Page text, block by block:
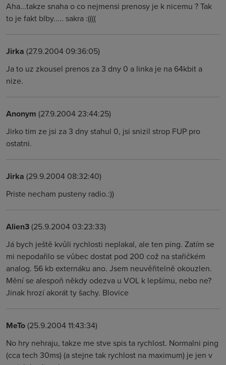
Aha...takze snaha o co nejmensi prenosy je k nicemu ? Tak
to je fakt blby..... sakra :((((
Jirka (27.9.2004 09:36:05)
Ja to uz zkousel prenos za 3 dny 0 a linka je na 64kbit a
nize.
Anonym (27.9.2004 23:44:25)
Jirko tim ze jsi za 3 dny stahul 0, jsi snizil strop FUP pro
ostatni.
Jirka (29.9.2004 08:32:40)
Priste necham pusteny radio.:))
Alien3(25.9.2004 03:23:33)
Já bych ještě kvůli rychlosti neplakal, ale ten ping. Zatím se
mi nepodařilo se vůbec dostat pod 200 což na stařičkém
analog. 56 kb externáku ano. Jsem neuvěřitelně okouzlen.
Mění se alespoň někdy odezva u VOL k lepšímu, nebo ne?
Jinak hrozí akorát ty šachy. Blovice
MeTo(25.9.2004 11:43:34)
No hry nehraju, takze me stve spis ta rychlost. Normalni ping
(cca tech 30ms) (a stejne tak rychlost na maximum) je jen v